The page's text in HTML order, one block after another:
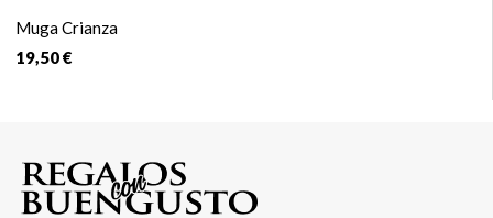
Muga Crianza
19,50 €